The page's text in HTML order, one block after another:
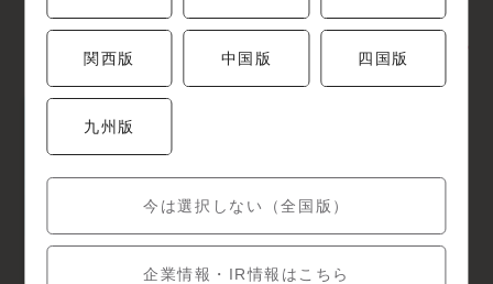
関西版 中国版 四国版
九州版
今は選択しない（全国版）
企業情報・IR情報はこちら
キャンペーン・特集